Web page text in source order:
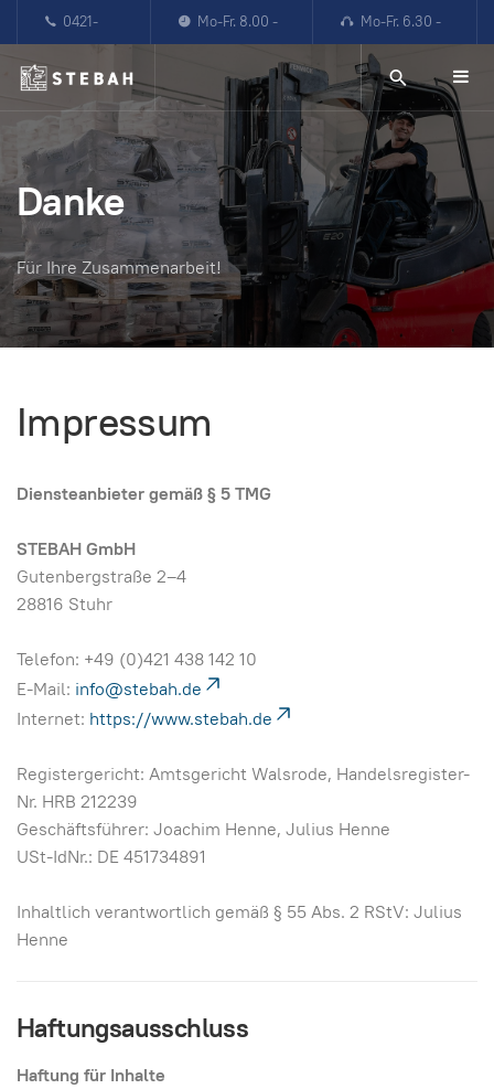
0421-
87867904
Mo-Fr. 8.00 - Mo-Fr. 6.30 -
22.00 Uhr
Danke
Für Ihre Zusammenarbeit!
Impressum
Diensteanbieter gemäß § 5 TMG
STEBAH GmbH
Gutenbergstraße 2–4
28816 Stuhr
Telefon: +49 (0)421 438 142 10
E-Mail: info@stebah.de
Internet: https://www.stebah.de
Registergericht: Amtsgericht Walsrode, Handelsregister-
Nr. HRB 212239
Geschäftsführer: Joachim Henne, Julius Henne
USt-IdNr.: DE 451734891
Inhaltlich verantwortlich gemäß § 55 Abs. 2 RStV: Julius
Henne
Haftungsausschluss
Haftung für Inhalte